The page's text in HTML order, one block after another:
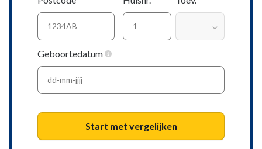
Geboortedatum
Start met vergelijken